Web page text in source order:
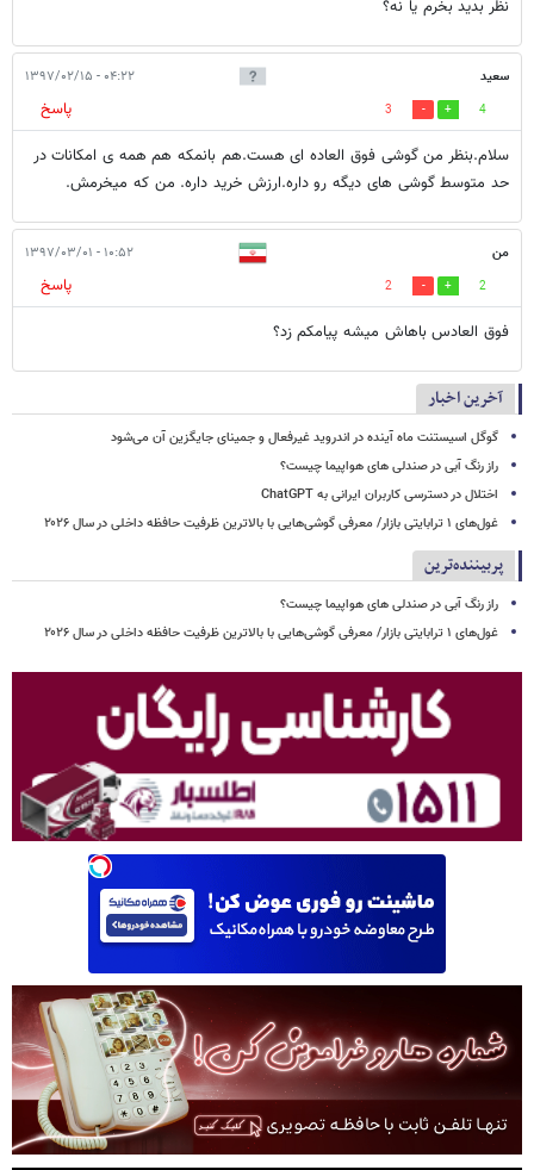
نظر بدید بخرم یا نه؟
سعید ۰۴:۲۲ - ۱۳۹۷/۰۲/۱۵
4
3
پاسخ
سلام.بنظر من گوشی فوق العاده ای هست.هم بانمکه هم همه ی امکانات در
حد متوسط گوشی های دیگه رو داره.ارزش خرید داره. من که میخرمش.
من ۱۰:۵۲ - ۱۳۹۷/۰۳/۰۱
2
2
پاسخ
فوق العادس باهاش میشه پیامکم زد؟
آخرین اخبار
گوگل اسیستنت ماه آینده در اندروید غیرفعال و جمینای جایگزین آن می‌شود
راز رنگ آبی در صندلی های هواپیما چیست؟
اختلال در دسترسی کاربران ایرانی به ChatGPT
غول‌های ۱ ترابایتی بازار/ معرفی گوشی‌هایی با بالاترین ظرفیت حافظه داخلی در سال ۲۰۲۶
پربیننده‌ترین
راز رنگ آبی در صندلی های هواپیما چیست؟
غول‌های ۱ ترابایتی بازار/ معرفی گوشی‌هایی با بالاترین ظرفیت حافظه داخلی در سال ۲۰۲۶